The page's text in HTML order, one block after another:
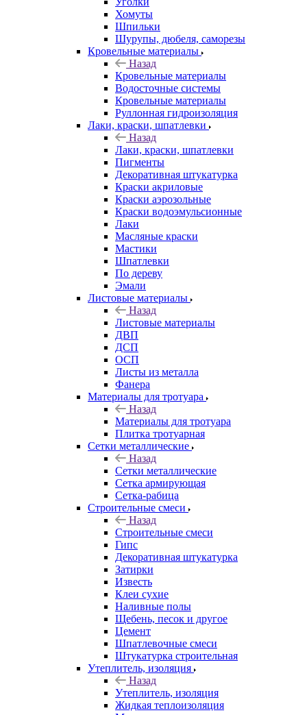
Хомуты
Шпильки
Шурупы, дюбеля, саморезы
Кровельные материалы
Назад
Кровельные материалы
Водосточные системы
Кровельные материалы
Руллонная гидроизоляция
Лаки, краски, шпатлевки
Назад
Лаки, краски, шпатлевки
Пигменты
Декоративная штукатурка
Краски акриловые
Краски аэрозольные
Краски водоэмульсионные
Лаки
Масляные краски
Мастики
Шпатлевки
По дереву
Эмали
Листовые материалы
Назад
Листовые материалы
ДВП
ДСП
ОСП
Листы из металла
Фанера
Материалы для тротуара
Назад
Материалы для тротуара
Плитка тротуарная
Сетки металлические
Назад
Сетки металлические
Сетка армирующая
Сетка-рабица
Строительные смеси
Назад
Строительные смеси
Гипс
Декоративная штукатурка
Затирки
Известь
Клеи сухие
Наливные полы
Щебень, песок и другое
Цемент
Шпатлевочные смеси
Штукатурка строительная
Утеплитель, изоляция
Назад
Утеплитель, изоляция
Жидкая теплоизоляция